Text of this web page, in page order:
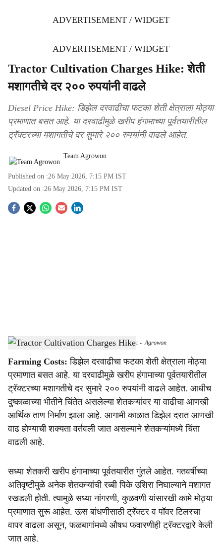
ADVERTISEMENT / WIDGET
ADVERTISEMENT / WIDGET
Tractor Cultivation Charges Hike: शेती
मशागतीचे दर २०० रुपयांनी वाढले
Diesel Price Hike: डिझेल दरवाढीचा फटका शेती क्षेत्राला मोठ्या
प्रमाणात बसत आहे. या दरवाढीमुळे खरीप हंगामाच्या पूर्वतयारीतील
ट्रॅक्टरच्या मशागतीचे दर सुमारे २०० रुपयांनी वाढले आहेत.
Team Agrowon
Published on :26 May 2026, 7:15 PM IST
Updated on :26 May 2026, 7:15 PM IST
S
a
r
e
Rising Diesel Prices Increase Farming Costs in Solapur -Agrowon
Farming Costs: डिझेल दरवाढीचा फटका शेती क्षेत्राला मोठ्या
प्रमाणात बसत आहे. या दरवाढीमुळे खरीप हंगामाच्या पूर्वतयारीतील
ट्रॅक्टरच्या मशागतीचे दर सुमारे २०० रुपयांनी वाढले आहेत. आधीच
दुष्काळाच्या भीतीने चिंतेत असलेल्या शेतकऱ्यांवर या वाढीचा आणखी
आर्थिक ताण निर्माण झाला आहे. आगामी काळात डिझेल दरात आणखी
वाढ होण्याची शक्यता वर्तवली जात असल्याने शेतकऱ्यांमध्ये चिंता
वाढली आहे.
सध्या शेतकरी खरीप हंगामाच्या पूर्वतयारीत गुंतले आहेत. गतवर्षीच्या
अतिवृष्टीमुळे अनेक शेतकऱ्यांची रब्बी पिके उशिरा निघाल्याने मशागत
रखडली होती. त्यामुळे सध्या नांगरणी, कुळवणी यांसारखी कामे मोठ्या
प्रमाणात सुरू आहेत. ऊस बांधणीसाठी ट्रॅक्टर व पॉवर टिलरचा
वापर वाढला असून, फळबागांमध्ये औषध फवारणीही ट्रॅक्टरद्वारे केली
जात आहे.